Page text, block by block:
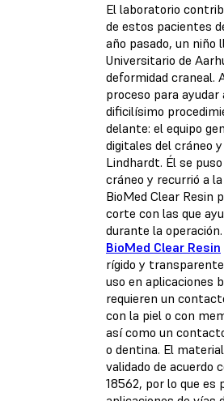
El laboratorio
de estos pacientes
año pasado, un niño
Universitario de
deformidad craneal.
proceso para ayudar
dificilísimo
delante: el equipo
digitales del cráneo
Lindhardt. Él se
cráneo y recurrió a la
BioMed Clear Resin
corte con las que
durante la
BioMed Clear Resin
rígido y
uso en aplicaciones
requieren un
con la piel o con
así como un
o dentina. El
validado de acuerdo
18562, por lo que es